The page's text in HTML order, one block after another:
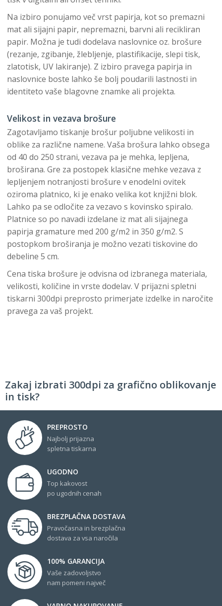
Na izbiro ponujamo več vrst papirja, kot so premazni
mat ali sijajni papir, nepremazni, barvni ali recikliran
papir. Možna je tudi dodelava naslovnice oz. brošure
(rezanje, zgibanje, žlebljenje, plastifikacije, slepi tisk,
zlatotisk, UV lakiranje). Z izbiro pravega papirja in
naslovnice boste lahko še bolj poudarili lastnosti in
identiteto vaše blagovne znamke ali projekta.
Velikost in vezava brošure
Zagotavljamo tiskanje brošur poljubne velikosti in
oblike za različne namene. Vaša brošura lahko obsega
od 40 do 250 strani, vezava pa je mehka, lepljena,
broširana. Gre za postopek klasične mehke vezava z
lepljenjem notranjosti brošure v enodelni ovitek
oziroma platnico, ki je enako velika kot knjižni blok.
Lahko pa se odločite za vezavo s kovinsko spiralo.
Platnice so po navadi izdelane iz mat ali sijajnega
papirja gramature med 200 g/m2 in 350 g/m2. S
postopkom broširanja je možno vezati tiskovine do
debeline 5 cm.
Cena tiska brošure je odvisna od izbranega materiala,
velikosti, količine in vrste dodelav. V prijazni spletni
tiskarni 300dpi preprosto primerjate izdelke in naročite
pravega za vaš projekt.
Zakaj izbrati 300dpi za grafično oblikovanje
in tisk?
PREPROSTO
Najbolj prijazna
spletna tiskarna
UGODNO
Top kakovost
po ugodnih cenah
BREZPLAČNA DOSTAVA
Pravočasna in brezplačna
dostava za vsa naročila
100% GARANCIJA
Vaše zadovoljstvo
nam pomeni največ